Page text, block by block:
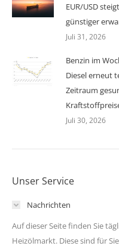
EUR/USD
günstiger
Juli 31, 2026
Benzin im
Diesel erneut
Zeitraum
Juli 30, 2026
Unser Service
Nachrichten
Auf dieser Seite finden Sie
Heizölmarkt. Diese sind für